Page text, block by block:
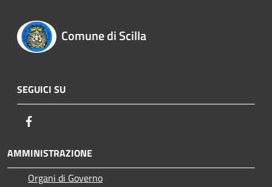
Comune di Scilla
SEGUICI SU
AMMINISTRAZIONE
Organi di Governo